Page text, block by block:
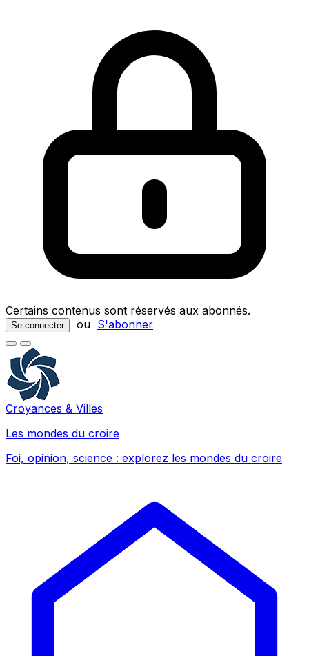
Certains contenus sont réservés aux abonnés.
Se connecter ou S'abonner
Croyances & Villes
Les mondes du croire
Foi, opinion, science : explorez les mondes du croire